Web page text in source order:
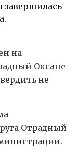
завершилась
на
Оксане
не
Отрадный